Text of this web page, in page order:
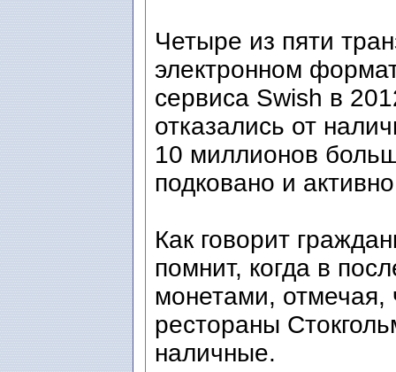
Четыре из пяти
электронном
сервиса Swish в
отказались от
10 миллионов
подковано и
Как говорит
помнит, когда в
монетами, отмечая,
рестораны
наличные.